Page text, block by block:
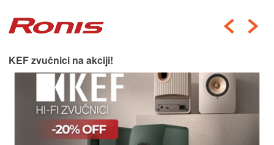
KEF zvučnici na akciji!